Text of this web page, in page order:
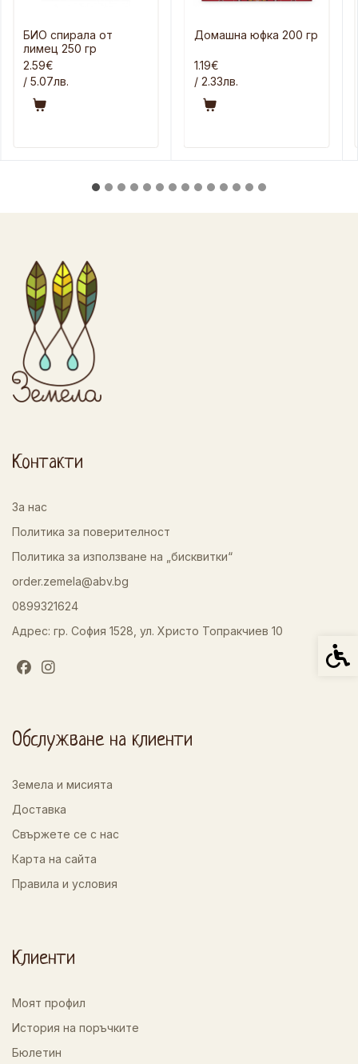
БИО спирала от
лимец 250 гр
2.59€
/ 5.07лв.
Домашна юфка 200 гр
1.19€
/ 2.33лв.
Контакти
За нас
Политика за поверителност
Политика за използване на „бисквитки“
order.zemela@abv.bg
0899321624
Адрес: гр. София 1528, ул. Христо Топракчиев 10
Обслужване на клиенти
Земела и мисията
Доставка
Свържете се с нас
Карта на сайта
Правила и условия
Клиенти
Моят профил
История на поръчките
Бюлетин